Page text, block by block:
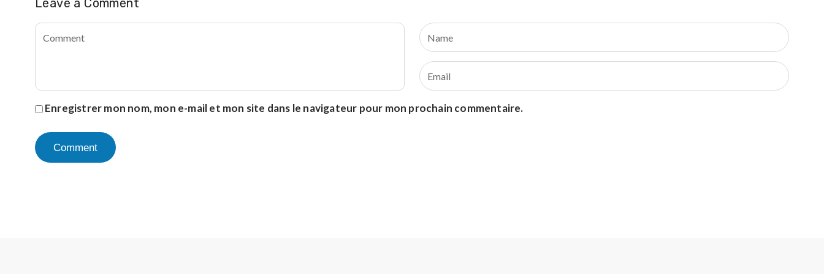
Leave a Comment
Enregistrer mon nom, mon e-mail et mon site dans le navigateur pour mon prochain commentaire.